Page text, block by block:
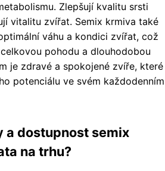
Zlepšují kvalitu srsti
vitalitu zvířat. Semix krmiva také
váhu a kondici zvířat, což
pohodu a dlouhodobou
je zdravé a spokojené zvíře, které
potenciálu ve svém každodenním
a dostupnost semix
na trhu?